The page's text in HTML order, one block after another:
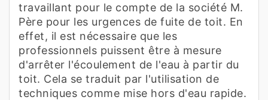
travaillant pour le compte de la société M.
Père pour les urgences de fuite de toit. En
effet, il est nécessaire que les
professionnels puissent être à mesure
d'arrêter l'écoulement de l'eau à partir du
toit. Cela se traduit par l'utilisation de
techniques comme mise hors d'eau rapide.